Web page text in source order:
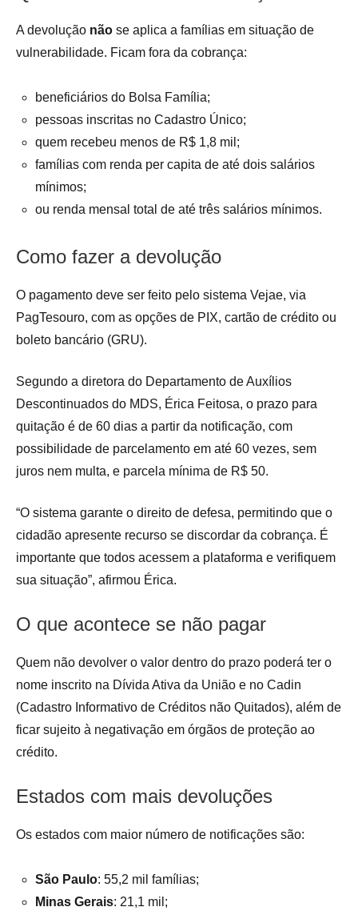
A devolução não se aplica a famílias em situação de
vulnerabilidade. Ficam fora da cobrança:
beneficiários do Bolsa Família;
pessoas inscritas no Cadastro Único;
quem recebeu menos de R$ 1,8 mil;
famílias com renda per capita de até dois salários
mínimos;
ou renda mensal total de até três salários mínimos.
Como fazer a devolução
O pagamento deve ser feito pelo sistema Vejae, via
PagTesouro, com as opções de PIX, cartão de crédito ou
boleto bancário (GRU).
Segundo a diretora do Departamento de Auxílios
Descontinuados do MDS, Érica Feitosa, o prazo para
quitação é de 60 dias a partir da notificação, com
possibilidade de parcelamento em até 60 vezes, sem
juros nem multa, e parcela mínima de R$ 50.
“O sistema garante o direito de defesa, permitindo que o
cidadão apresente recurso se discordar da cobrança. É
importante que todos acessem a plataforma e verifiquem
sua situação”, afirmou Érica.
O que acontece se não pagar
Quem não devolver o valor dentro do prazo poderá ter o
nome inscrito na Dívida Ativa da União e no Cadin
(Cadastro Informativo de Créditos não Quitados), além de
ficar sujeito à negativação em órgãos de proteção ao
crédito.
Estados com mais devoluções
Os estados com maior número de notificações são:
São Paulo: 55,2 mil famílias;
Minas Gerais: 21,1 mil;